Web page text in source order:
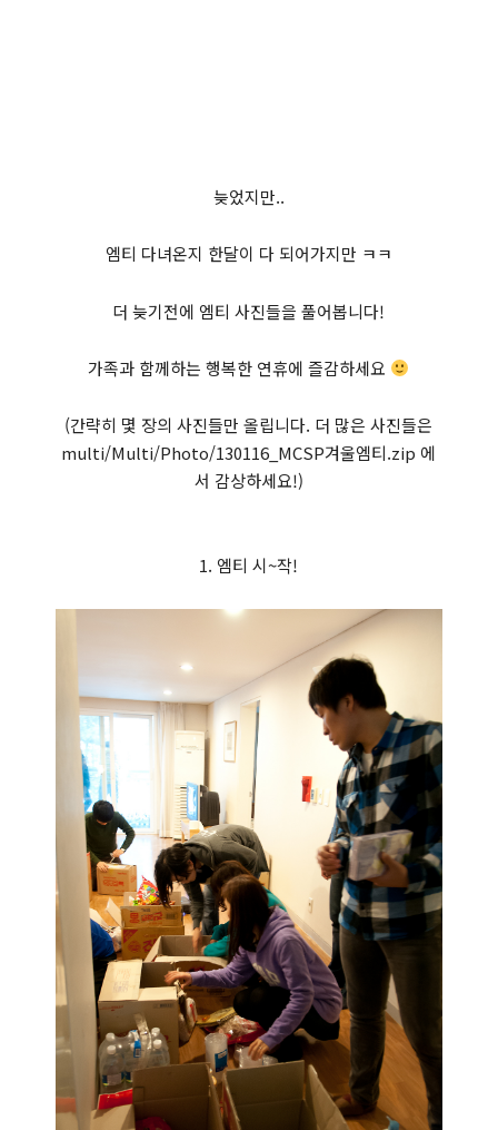
늦었지만..
엠티 다녀온지 한달이 다 되어가지만 ㅋㅋ
더 늦기전에 엠티 사진들을 풀어봅니다!
가족과 함께하는 행복한 연휴에 즐감하세요
(간략히 몇 장의 사진들만 올립니다. 더 많은 사진들은
multi/Multi/Photo/130116_MCSP겨울엠티.zip 에
서 감상하세요!)
1. 엠티 시~작!